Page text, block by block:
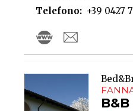
Telefono
+39 0427
B&B